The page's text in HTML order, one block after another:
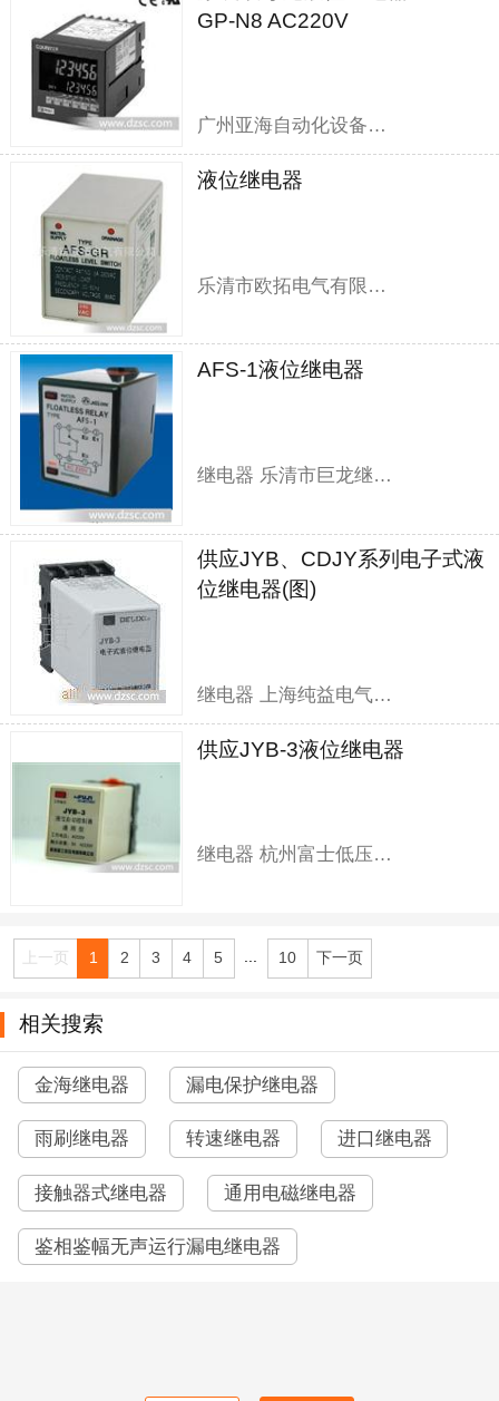
GP-N8 AC220V
广州亚海自动化设备有限公司
液位继电器
乐清市欧拓电气有限公司
AFS-1液位继电器
继电器 乐清市巨龙继电器有限公司
供应JYB、CDJY系列电子式液
位继电器(图)
继电器 上海纯益电气有限公司
供应JYB-3液位继电器
继电器 杭州富士低压电器有限公司
上一页 1 2 3 4 5 ... 10 下一页
相关搜索
金海继电器 漏电保护继电器
雨刷继电器 转速继电器 进口继电器
接触器式继电器 通用电磁继电器
鉴相鉴幅无声运行漏电继电器